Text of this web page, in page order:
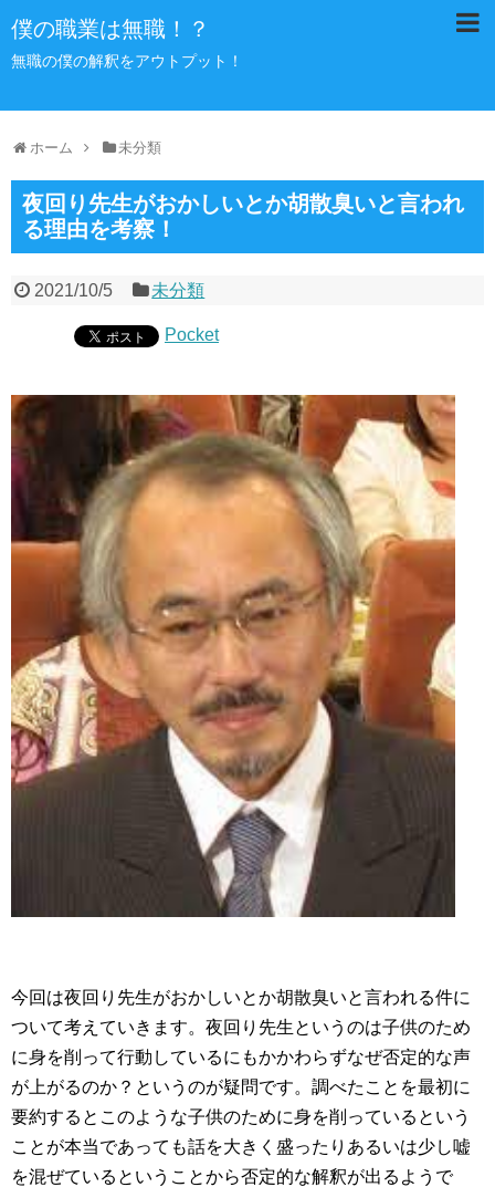
僕の職業は無職！？
無職の僕の解釈をアウトプット！
ホーム 未分類
夜回り先生がおかしいとか胡散臭いと言われ
る理由を考察！
2021/10/5 未分類
Pocket
今回は夜回り先生がおかしいとか胡散臭いと言われる件に
ついて考えていきます。夜回り先生というのは子供のため
に身を削って行動しているにもかかわらずなぜ否定的な声
が上がるのか？というのが疑問です。調べたことを最初に
要約するとこのような子供のために身を削っているという
ことが本当であっても話を大きく盛ったりあるいは少し嘘
を混ぜているということから否定的な解釈が出るようで